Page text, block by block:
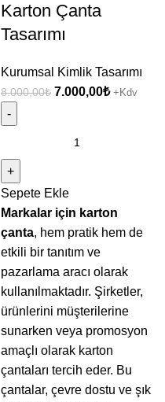
Karton Çanta
Tasarımı
Kurumsal Kimlik Tasarımı
8.000,00₺ Orijinal
7.000,00₺Şu
+Kdv
Tasarımı
adet
Sepete Ekle
Markalar için karton
çanta, hem pratik hem de
etkili bir tanıtım ve
pazarlama aracı olarak
kullanılmaktadır. Şirketler,
ürünlerini müşterilerine
sunarken veya promosyon
amaçlı olarak karton
çantaları tercih eder. Bu
çantalar, çevre dostu ve şık